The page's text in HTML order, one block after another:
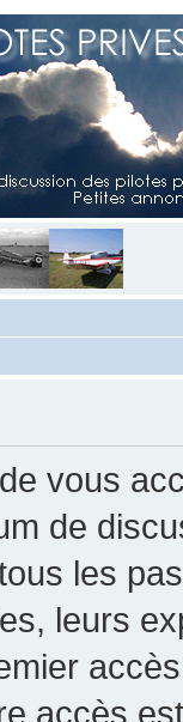
vous
de
les
leurs
accès